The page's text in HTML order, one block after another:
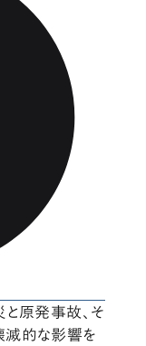
と原発事故、そ
滅的な影響を